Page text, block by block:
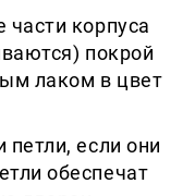
части корпуса
покрой
лаком в цвет
если они
обеспечат